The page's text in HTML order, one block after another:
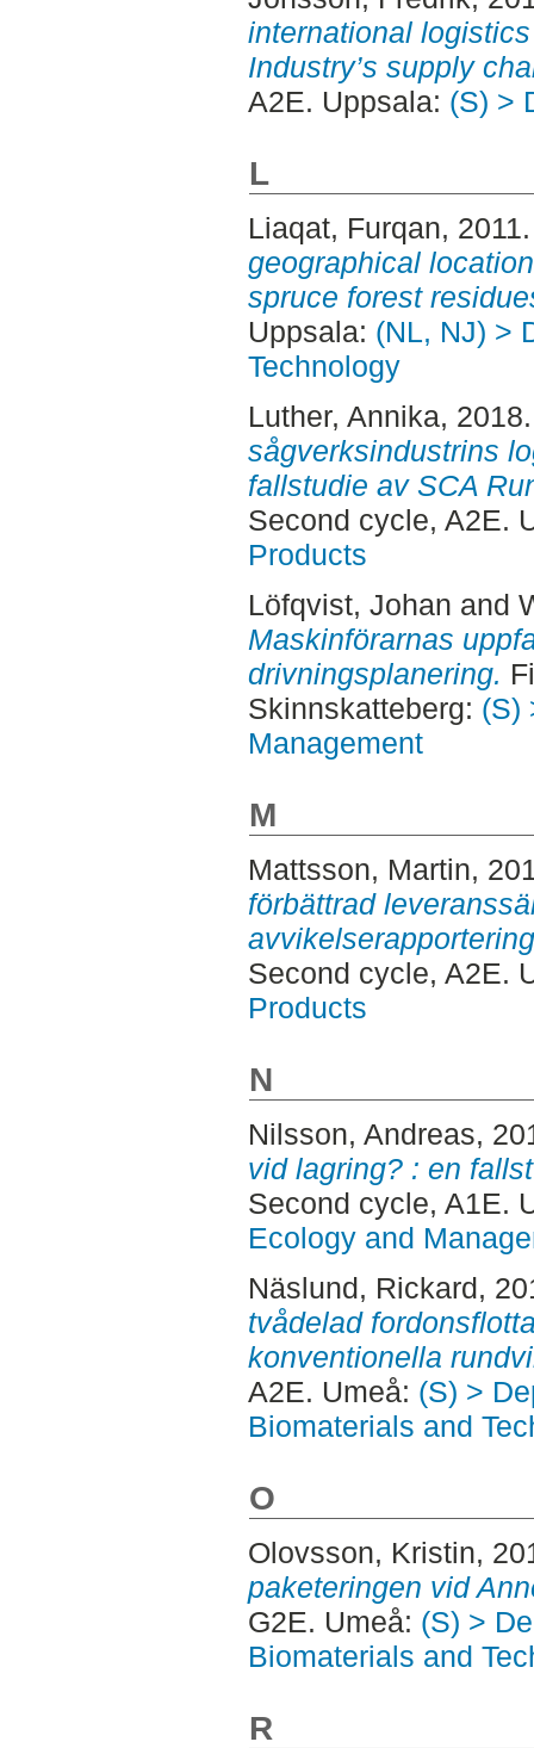
international
Industry’s supply
A2E. Uppsala: (S) >
L
Liaqat, Furqan,
geographical
spruce forest
Uppsala: (NL, NJ) >
Technology
Luther, Annika,
sågverksindustrins
fallstudie av SCA
Second cycle, A2E.
Products
Löfqvist, Johan and
Maskinförarnas
drivningsplanering.
Skinnskatteberg: (S)
Management
M
Mattsson, Martin,
förbättrad
Second cycle, A2E.
Products
N
Nilsson, Andreas,
vid lagring? : en
Second cycle, A1E.
Ecology and
Näslund, Rickard,
tvådelad
konventionella
A2E. Umeå: (S) >
Biomaterials and
O
Olovsson, Kristin,
paketeringen vid
G2E. Umeå: (S) >
Biomaterials and
R